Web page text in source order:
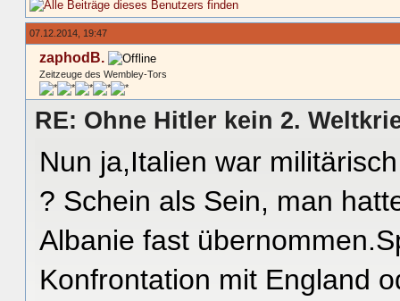
07.12.2014, 19:47
zaphodB.
Zeitzeuge des Wembley-Tors
RE: Ohne Hitler kein 2.
Nun ja,Italien war
? Schein als Sein, man
Albanie fast
Konfrontation mit England